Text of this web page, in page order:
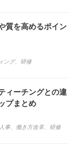
質を高めるポイン
ング、 研修
ィーチングとの違
プまとめ
人事、 働き方改革、 研修